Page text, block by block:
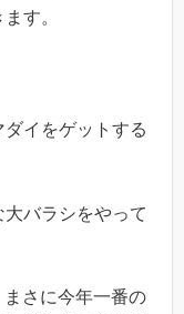
す。
イをゲットする
バラシをやって
さに今年一番の